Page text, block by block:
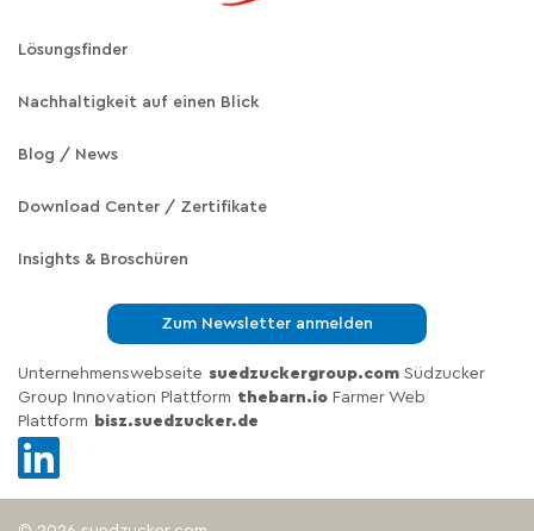
Lösungsfinder
Nachhaltigkeit auf einen Blick
Blog / News
Download Center / Zertifikate
Insights & Broschüren
Zum Newsletter anmelden
Unternehmenswebseite suedzuckergroup.com Südzucker
Group Innovation Plattform thebarn.io Farmer Web
Plattform
bisz.suedzucker.de